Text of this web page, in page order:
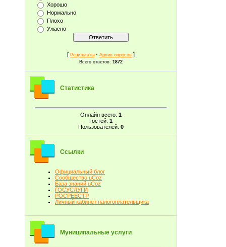
Хорошо
Нормально
Плохо
Ужасно
[ Результаты · Архив опросов ]
Всего ответов: 1872
Статистика
Онлайн всего: 1
Гостей: 1
Пользователей: 0
Ссылки
Официальный блог
Сообщество uCoz
База знаний uCoz
ГОСУСЛУГИ
РОСРЕЕСТР
Личный кабинет налогоплательщика
Муниципальные услуги